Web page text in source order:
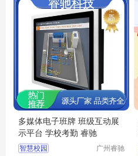
多媒体电子班牌 班级互动展
示平台 学校考勤 睿驰
智慧校园
广州睿驰